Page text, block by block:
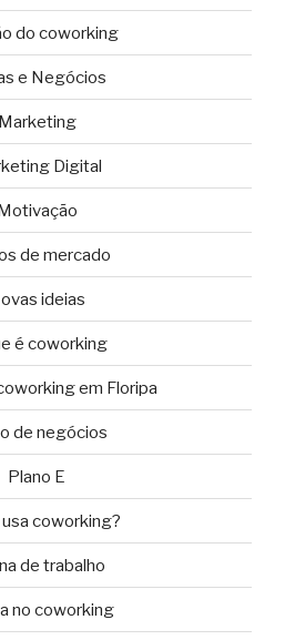
do coworking
e Negócios
Marketing
Digital
de mercado
ideias
é coworking
em Floripa
de negócios
Plano E
coworking?
de trabalho
no coworking